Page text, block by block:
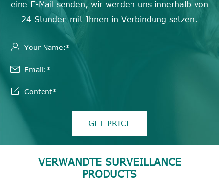
eine E-Mail senden, wir werden uns innerhalb von
24 Stunden mit Ihnen in Verbindung setzen.



GET PRICE
VERWANDTE SURVEILLANCE
PRODUCTS